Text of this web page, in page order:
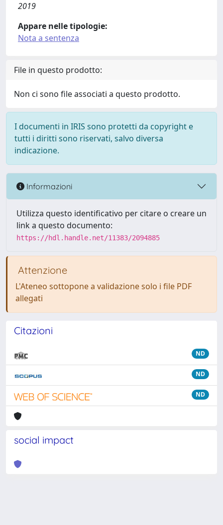
2019
Appare nelle tipologie:
Nota a sentenza
File in questo prodotto:
Non ci sono file associati a questo prodotto.
I documenti in IRIS sono protetti da copyright e
tutti i diritti sono riservati, salvo diversa
indicazione.
Informazioni
Utilizza questo identificativo per citare o creare un
link a questo documento:
https://hdl.handle.net/11383/2094885
Attenzione
L'Ateneo sottopone a validazione solo i file PDF
allegati
Citazioni
ND
ND
ND
social impact